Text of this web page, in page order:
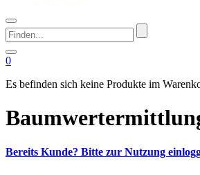
Finden...
0
Es befinden sich keine Produkte im
Bereits Kunde? Bitte zur Nutzung